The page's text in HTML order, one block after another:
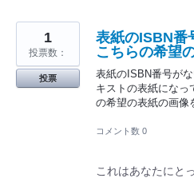
表紙のISBN番
こちらの希望
表紙のISBN番号が
キストの表紙になっ
の希望の表紙の画像
1
投票数：
投票
コメント数 0
これはあなたにと